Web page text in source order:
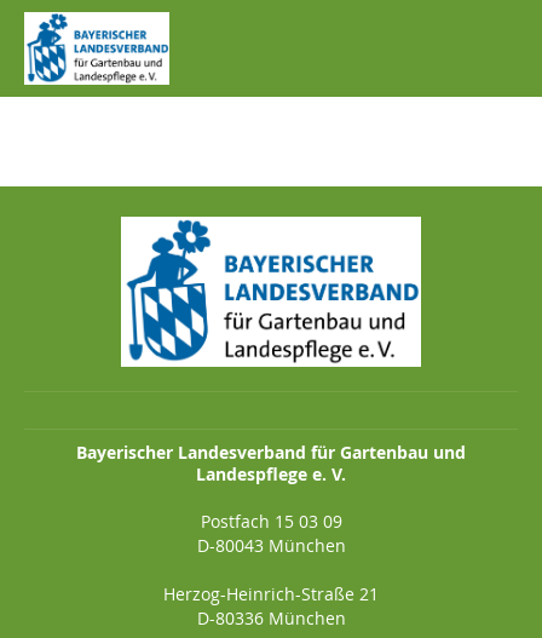
IMG_1084.JPG
Bayerischer Landesverband für Gartenbau und
Landespflege e. V.
Postfach 15 03 09
D-80043 München
Herzog-Heinrich-Straße 21
D-80336 München